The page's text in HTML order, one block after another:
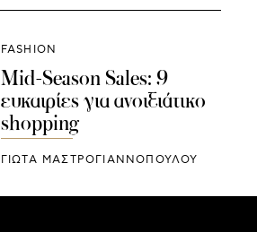
FASHION
Mid-Season Sales: 9
ευκαιρίες για ανοιξιάτικο
shopping
ΓΙΩΤΑ ΜΑΣΤΡΟΓΙΑΝΝΟΠΟΥΛΟΥ